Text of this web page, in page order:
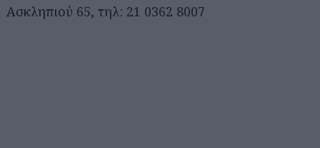
Ασκληπιού 65, τηλ: 21 0362 8007